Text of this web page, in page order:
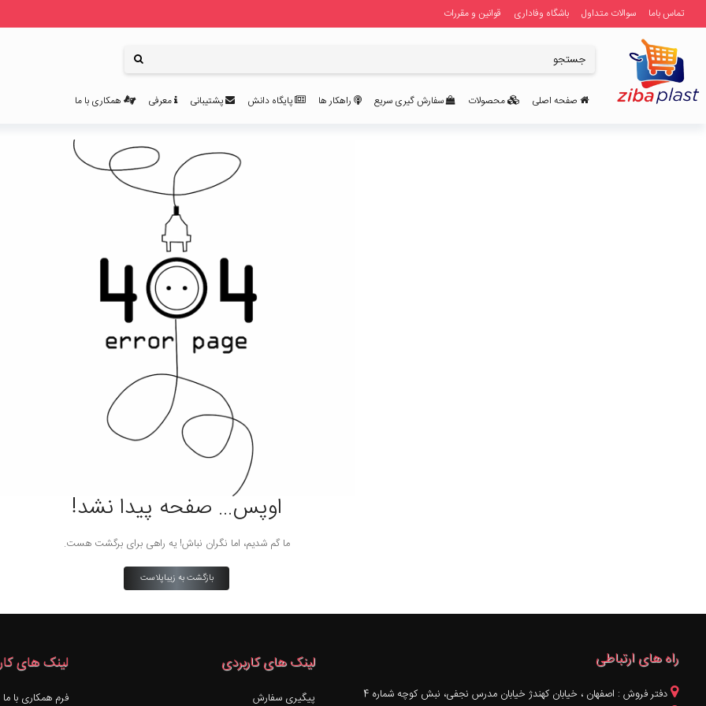
تماس باما سوالات متداول باشگاه وفاداری قوانین و مقررات
صفحه اصلی محصولات سفارش گیری سریع راهکار ها پایگاه دانش پشتیبانی معرفی همکاری با ما
اوپس… صفحه پیدا نشد!
ما گم شدیم، اما نگران نباش! یه راهی برای برگشت هست.
بازگشت به زیباپلاست
راه های ارتباطی
دفتر فروش : اصفهان ، خيابان کهندژ خیابان مدرس نجفی، نبش کوچه شماره 4
لینک های کاربردی
پیگیری سفارش
لینک های
فرم همکاری با ما